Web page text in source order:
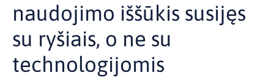
naudojimo iššūkis susijęs
su ryšiais, o ne su
technologijomis